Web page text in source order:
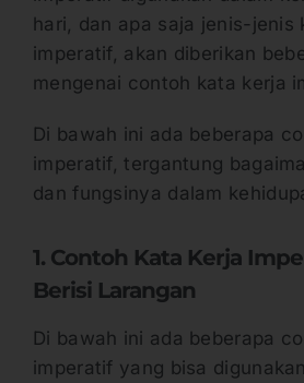
hari, dan apa saja jenis-jenis
imperatif, akan diberikan
mengenai contoh kata kerja
Di bawah ini ada beberapa
imperatif, tergantung
dan fungsinya dalam
1. Contoh Kata Kerja
Berisi Larangan
Di bawah ini ada beberapa
imperatif yang bisa